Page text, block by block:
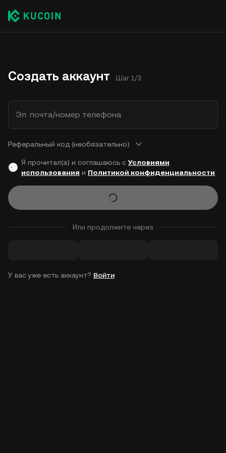
Создать аккаунт Шаг 1/3
Эл. почта/номер телефона
Реферальный код (необязательно)
Я прочитал(а) и соглашаюсь с Условиями
использования и Политикой конфиденциальности
Или продолжите через
У вас уже есть аккаунт? Войти